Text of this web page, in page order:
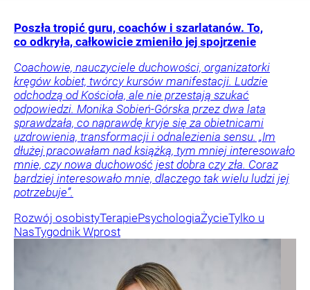
Poszła tropić guru, coachów i szarlatanów. To,
co odkryła, całkowicie zmieniło jej spojrzenie
Coachowie, nauczyciele duchowości, organizatorki
kręgów kobiet, twórcy kursów manifestacji. Ludzie
odchodzą od Kościoła, ale nie przestają szukać
odpowiedzi. Monika Sobień-Górska przez dwa lata
sprawdzała, co naprawdę kryje się za obietnicami
uzdrowienia, transformacji i odnalezienia sensu. „Im
dłużej pracowałam nad książką, tym mniej interesowało
mnie, czy nowa duchowość jest dobra czy zła. Coraz
bardziej interesowało mnie, dlaczego tak wielu ludzi jej
potrzebuje”.
Rozwój osobistyTerapiePsychologiaŻycieTylko u
NasTygodnik Wprost